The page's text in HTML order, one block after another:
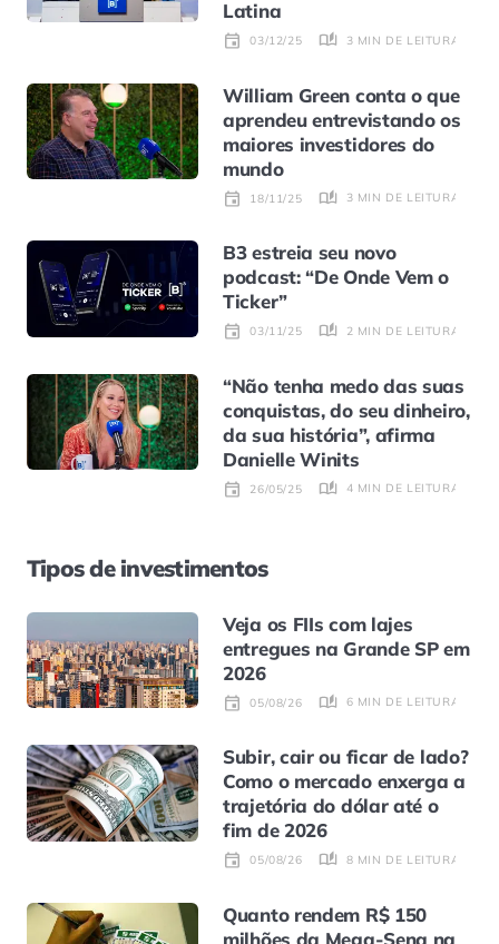
Latina
03/12/25 3 MIN DE LEITURA
William Green conta o que
aprendeu entrevistando os
maiores investidores do
mundo
18/11/25 3 MIN DE LEITURA
B3 estreia seu novo
podcast: “De Onde Vem o
Ticker”
03/11/25 2 MIN DE LEITURA
“Não tenha medo das suas
conquistas, do seu dinheiro,
da sua história”, afirma
Danielle Winits
26/05/25 4 MIN DE LEITURA
Tipos de investimentos
Veja os FIIs com lajes
entregues na Grande SP em
2026
05/08/26 6 MIN DE LEITURA
Subir, cair ou ficar de lado?
Como o mercado enxerga a
trajetória do dólar até o
fim de 2026
05/08/26 8 MIN DE LEITURA
Quanto rendem R$ 150
milhões da Mega-Sena na